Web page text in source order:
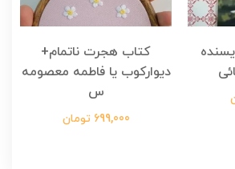
کتاب هجرت ناتمام+
دیوارکوب یا فاطمه معصومه
س
699,000 تومان